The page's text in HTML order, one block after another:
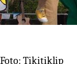
Foto: Tikitiklip